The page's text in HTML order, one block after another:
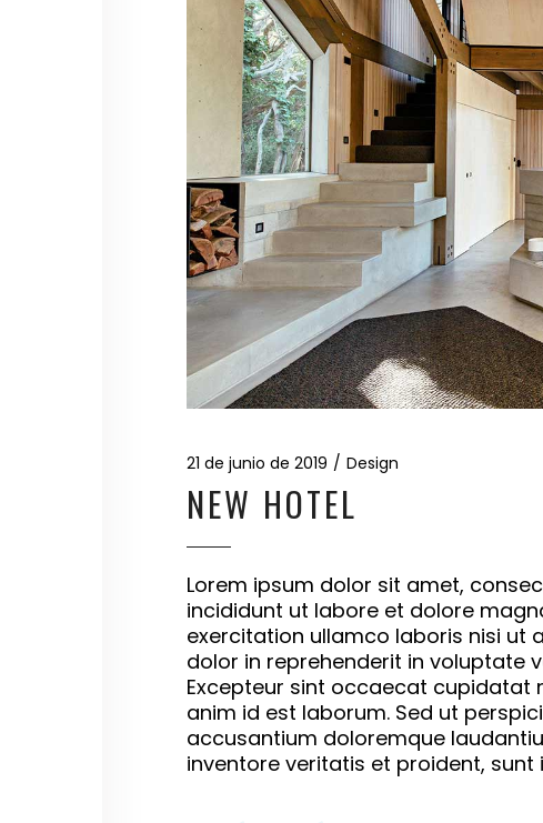
21 de junio de 2019 Design
NEW HOTEL
Lorem ipsum dolor sit amet,
incididunt ut labore et dolore
exercitation ullamco laboris nisi ut
dolor in reprehenderit in voluptate
Excepteur sint occaecat cupidatat
anim id est laborum. Sed ut
accusantium doloremque
inventore veritatis et proident,